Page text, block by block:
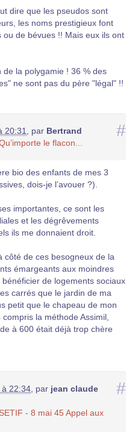
dire que les pseudos sont
les noms prestigieux font
ou de bévues !! Mais eux ils ont
de la polygamie ! 36 % des
ne sont pas du père "légal" !!
#
20:31 par Bertrand
le flacon...
bio des enfants de mes 3
dois-je l’avouer ?).
importantes, ce sont les
et les dégrêvements
ils me donnaient droit.
côté de ces besogneux de la
émargeants aux moindres
de logements sociaux
carrés que le jardin de ma
petit que le chapeau de mon
compris la méthode Assimil,
à 600 était déjà trop chère
#
à 22:34 par jean claude
SETIF - 8 mai 45 Appel aux